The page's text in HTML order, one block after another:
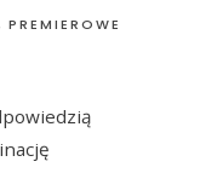
PREMIEROWE